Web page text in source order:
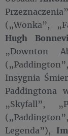
(„Wonka”,
Hugh
„Downton
Insygnia
Paddingtona
„Skyfall”,
Legenda”),